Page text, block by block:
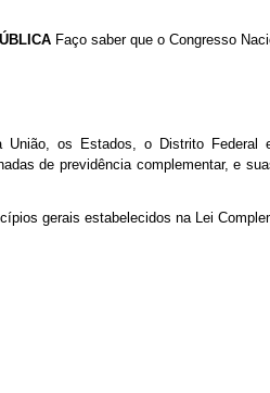
Faço saber que o Congresso
os Estados, o Distrito Federal
de previdência complementar, e
gerais estabelecidos na Lei